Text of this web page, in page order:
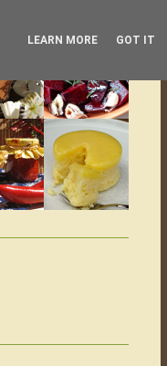
LEARN MORE GOT IT